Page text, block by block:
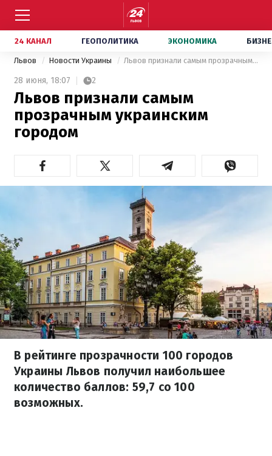
24 КАНАЛ ГЕОПОЛИТИКА ЭКОНОМИКА
Львов Новости Украины Львов признали самым прозрачным украинским городом
28 июня, 18:07 2
Львов признали самым
прозрачным украинским
городом
В рейтинге прозрачности 100 городов
Украины Львов получил наибольшее
количество баллов: 59,7 со 100
возможных.